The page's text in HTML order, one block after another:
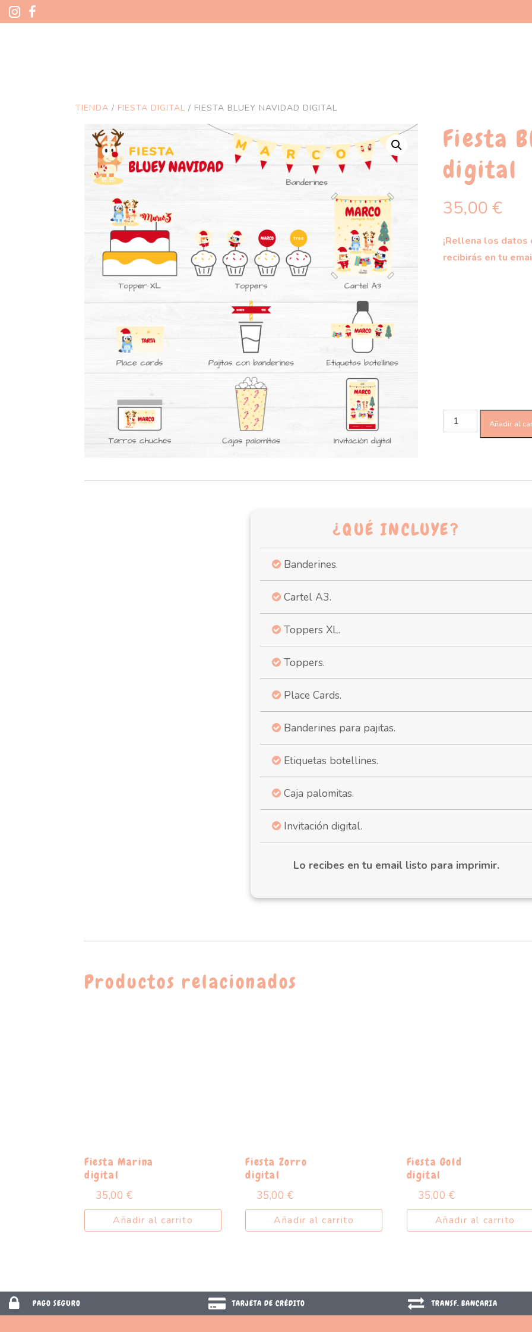
TIENDA / FIESTA DIGITAL / FIESTA BLUEY NAVIDAD DIGITAL
Fiesta
digital
35,00 €
¡Rellena los
recibirás en tu
Añadir al
¿QUÉ INCLUYE?
Banderines.
Cartel A3.
Toppers XL.
Toppers.
Place Cards.
Banderines para pajitas.
Etiquetas botellines.
Caja palomitas.
Invitación digital.
Lo recibes en tu email listo para imprimir.
Productos relacionados
Fiesta Marina
digital
35,00 €
Añadir al carrito
Fiesta Zorro
digital
35,00€
Añadir al carrito
Fiesta Gold
digital
35,00 €
Añadir al carrito
PAGO SEGURO TARJETA DE CRÉDITO TRANSF. BANCARIA